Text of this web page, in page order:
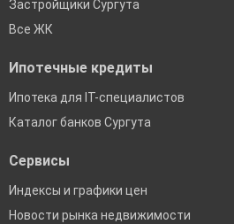
Застройщики Сургута
Все ЖК
Ипотечные кредиты
Ипотека для IT-специалистов
Каталог банков Сургута
Сервисы
Индексы и графики цен
Новости рынка недвижимости